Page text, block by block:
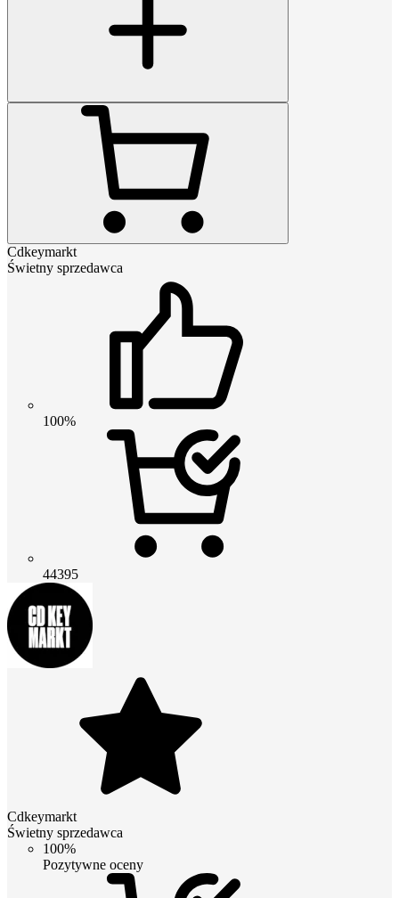
Cdkeymarkt
Świetny sprzedawca
100%
44395
Cdkeymarkt
Świetny sprzedawca
100%
Pozytywne oceny